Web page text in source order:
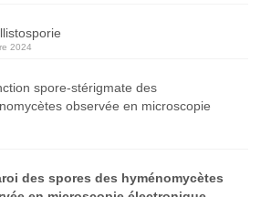
2024
spore-stérigmate des
observée en microscopie
des spores des hyménomycètes